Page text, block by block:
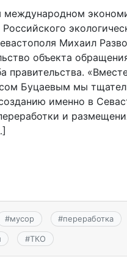
международном
Михаил
объекта
правительства.
Буцаевым мы
именно в
и
#мусор #переработка
#ТКО